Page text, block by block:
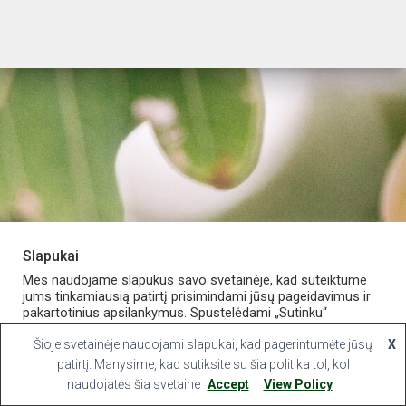
PARDUOTUVĖ APIE VAISTINĘ MANO PASKYRA
KONTAKTAI
Hestia | Developed byThemeIsle
Slapukai
Mes naudojame slapukus savo svetainėje, kad suteiktume
jums tinkamiausią patirtį prisimindami jūsų pageidavimus ir
pakartotinius apsilankymus. Spustelėdami „Sutinku“
sutinkate naudoti VISUS slapukus.
Slapukų nustatymai Sutinku
Šioje svetainėje naudojami slapukai, kad pagerintumėte jūsų
patirtį. Manysime, kad sutiksite su šia politika tol, kol
naudojatės šia svetaine
X
Accept View Policy